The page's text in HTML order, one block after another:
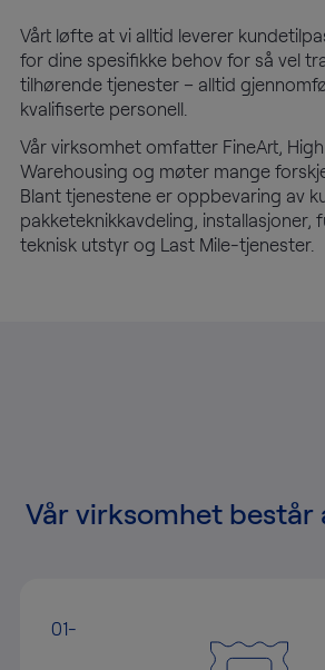
Vårt løfte at vi alltid leverer
for dine spesifikke behov for så vel
tilhørende tjenester – alltid
kvalifiserte personell.
Vår virksomhet omfatter FineArt,
Warehousing og møter mange
Blant tjenestene er oppbevaring av
pakketeknikkavdeling, installasjoner,
teknisk utstyr og Last Mile-tjenester.
Vår virksomhet består
01-